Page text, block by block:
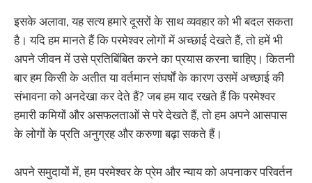
इसके अलावा, यह सत्य हमारे दूसरों के साथ व्यवहार को भी बदल सकता
है। यदि हम मानते हैं कि परमेश्वर लोगों में अच्छाई देखते हैं, तो हमें भी
अपने जीवन में उसे प्रतिबिंबित करने का प्रयास करना चाहिए। कितनी
बार हम किसी के अतीत या वर्तमान संघर्षों के कारण उसमें अच्छाई की
संभावना को अनदेखा कर देते हैं? जब हम याद रखते हैं कि परमेश्वर
हमारी कमियों और असफलताओं से परे देखते हैं, तो हम अपने आसपास
के लोगों के प्रति अनुग्रह और करुणा बढ़ा सकते हैं।
अपने समुदायों में, हम परमेश्वर के प्रेम और न्याय को अपनाकर परिवर्तन